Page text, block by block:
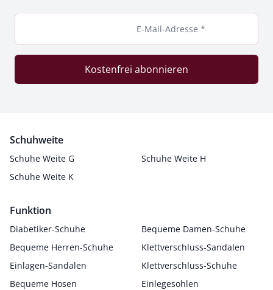
E-Mail-Adresse *
Kostenfrei abonnieren
Schuhweite
Schuhe Weite G
Schuhe Weite H
Schuhe Weite K
Funktion
Diabetiker-Schuhe
Bequeme Damen-Schuhe
Bequeme Herren-Schuhe
Klettverschluss-Sandalen
Einlagen-Sandalen
Klettverschluss-Schuhe
Bequeme Hosen
Einlegesohlen